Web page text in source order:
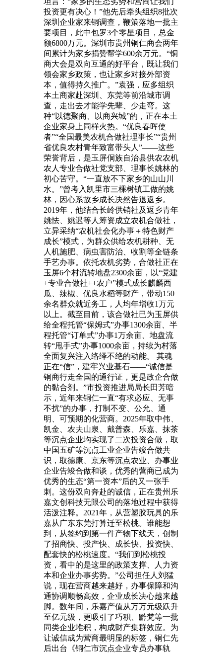
投资更有决心！”他先后牵头组织8批次
深圳企业家来铜调查，鞭策落地一批主
要项目，此中包罗3个零星项目，总金
额6800万元。深圳市贵州铜仁商会两年
间累计为家乡捐赞帮学600余万元。“铜
商大会是双向互通的好平台，既让我们
领会家乡政策，也让家乡对接外部资
本，值得持久推广。”袁强，应多组织
本土商家赴深圳、东莞等前沿城市调
查，走出去才能学先辈、少走弯。这
种“以德聚商、以商兴城”的，正在本土
企业家身上同样火热。“优良春晖使
者”“全国最美农机合做社理事长”“贵州
省优良农村青年致富带头人”——这些
荣誉背后，是玉屏侗族自治县供农农机
农人专业合做社党支部、理事长姚林的
初心苦守。“一直放不下家乡的山山川
水。”曾考入凯里市三棵树镇工做的姚
林，因心系故乡成长决然告退返乡。
2019年，他结合长岭供销社及返乡青年
姚怯、姚迟等人筹资成立农机合做社，
立异采纳“农机社会化办事＋特色财产
成长”模式，为群众供给农机耕种、无
人机施肥、病虫害防治、收割等全链条
手艺办事。依托农机劣势，合做社正在
玉屏6个村流转地盘2300余亩，以“党建
+专业合做社++农户”模式成长麒麟西
瓜、辣椒、优良水稻等财产，带动150
余名群众就近务工，人均年增收1万元
以上。截至目前，该合做社已为玉屏供
给全程托管“保姆式”办事1300余亩、半
程托管“订单式”办事1万余亩、地盘流
转“甩手式”办事1000余亩，持续为村落
全面复兴注入络绎不绝的动能。 其魂
正在“信”，建牢兴业基石——“诚信是
铜商行走全国的通行证，更是政企合做
的黏合剂。”市投资推进局局长田芳暗
示，近年来铜仁一直“有求必应、无事
不扰”的办事，打制不变、公允、通
明、可预期的化营商。2025年取中伟、
凯金、农夫山泉、戴普森、乐嘉、抹茶
等沉点企业均实现了二次投资合做，取
中国五矿等沉点工业企业告竣合做共
识，取德康、京东等沉点农业、办事业
企业告竣合做和谈，优秀的营商已成为
优秀的生态“第一资本”后的又一张手
刺。这份双向奔赴的诚信，正在贵州乐
嘉文创科技无限公司的落地过程中获得
活泼注释。2021年，从营塑胶玩具的乐
嘉从广东东莞打算迁至松桃。谁能想
到，从签约到第一件产物下线天，创制
了招商快、投产快、成长快、投资快、
配套快的松桃速度。“我们到松桃投
资，看中的是这里的政策支撑、人力资
本和企业办事劣势。”公司担任人刘猛
说，现在营商越来越好，办事保障和沟
通协调顺畅高效，企业成长决心越来越
脚。数年间，乐嘉产值从万万元级跃升
至亿元级，更吸引了巧积、黔梵等一批
同类企业堆积，构成财产集群效应。为
让诚信成为营商最明显的标签，铜仁先
后出台《铜仁市沉点企业专员办事轨